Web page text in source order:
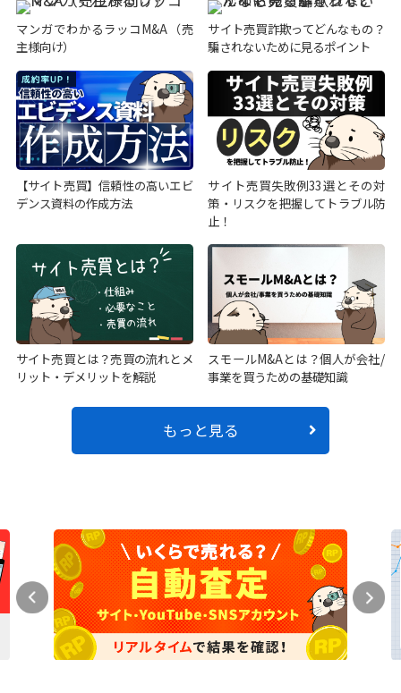
マンガでわかるラッコM&A（売
主様向け）
サイト売買詐欺ってどんなもの？
騙されないために見るポイント
【サイト売買】信頼性の高いエビ
デンス資料の作成方法
サイト売買失敗例33選とその対
策・リスクを把握してトラブル防
止！
サイト売買とは？売買の流れとメ
リット・デメリットを解説
スモールM&Aとは？個人が会社/
事業を買うための基礎知識
もっと見る